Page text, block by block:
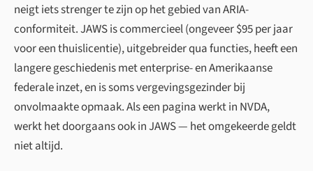
neigt iets strenger te zijn op het gebied van ARIA-
conformiteit. JAWS is commercieel (ongeveer $95 per jaar
voor een thuislicentie), uitgebreider qua functies, heeft een
langere geschiedenis met enterprise- en Amerikaanse
federale inzet, en is soms vergevingsgezinder bij
onvolmaakte opmaak. Als een pagina werkt in NVDA,
werkt het doorgaans ook in JAWS — het omgekeerde geldt
niet altijd.